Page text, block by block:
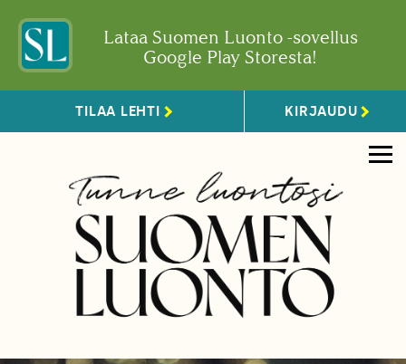
Lataa Suomen Luonto -sovellus
Google Play Storesta!
TILAA LEHTI KIRJAUDU